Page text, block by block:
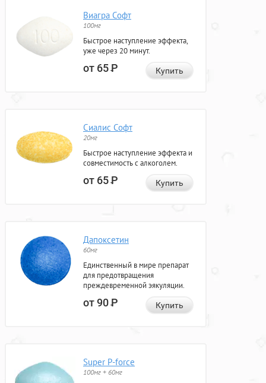
Виагра Софт
100мг
Быстрое наступление эффекта,
уже через 20 минут.
от 65Р Купить
Сиалис Софт
20мг
Быстрое наступление эффекта и
совместимость с алкоголем.
от 65Р Купить
Дапоксетин
60мг
Единственный в мире препарат
для предотвращения
преждевременной эякуляции.
от 90Р Купить
Super P-force
100мг + 60мг